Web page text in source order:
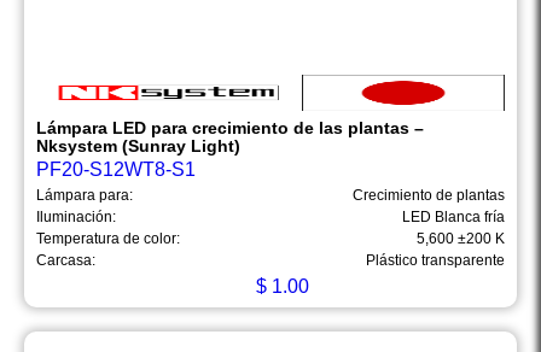
Lámpara LED para crecimiento de las plantas –
Nksystem (Sunray Light)
PF20-S12WT8-S1
Lámpara para:
Crecimiento de plantas
Iluminación:
LED Blanca fría
Temperatura de color:
5,600 ±200 K
Carcasa:
Plástico transparente
$ 1.00